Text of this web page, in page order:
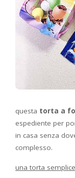
questa torta a
espediente per
in casa senza
complesso.
una torta